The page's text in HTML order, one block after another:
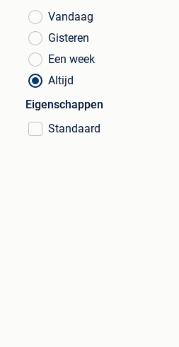
Vandaag
Gisteren
Een week
Altijd
Eigenschappen
Standaard